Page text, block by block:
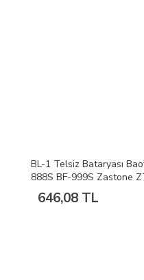
BL-1 Telsiz Bataryası
888S BF-999S Zastone
646,08 TL